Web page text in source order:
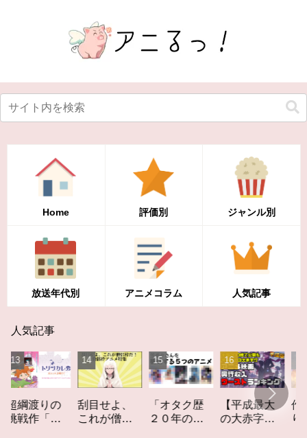
Home 評価別 ジャンル別
放送年代別 アニメコラム 人気記事
人気記事
りの
「ト
刮目せよ、
これが僧侶
「オタク歴
２０年の私
【平成最大
の大赤字】
作家性
りかす